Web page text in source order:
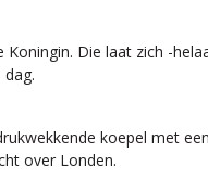
Die laat zich -
koepel met
over Londen.